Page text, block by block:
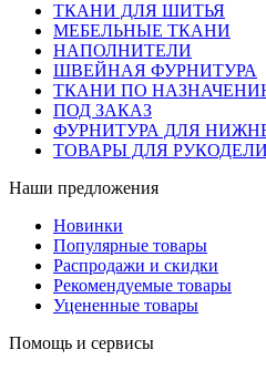
ТКАНИ ДЛЯ ШИТЬЯ
МЕБЕЛЬНЫЕ ТКАНИ
НАПОЛНИТЕЛИ
ШВЕЙНАЯ ФУРНИТУРА
ТКАНИ ПО
ПОД ЗАКАЗ
ФУРНИТУРА ДЛЯ
ТОВАРЫ ДЛЯ
Наши предложения
Новинки
Популярные товары
Распродажи и скидки
Рекомендуемые товары
Уцененные товары
Помощь и сервисы